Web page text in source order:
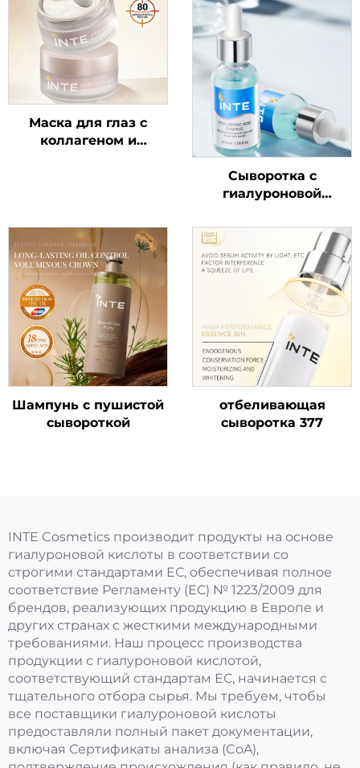
Маска для глаз с
коллагеном и
Сыворотка с
гиалуроновой
Шампунь с пушистой
сывороткой
отбеливающая
сыворотка 377
INTE Cosmetics производит продукты на основе
гиалуроновой кислоты в соответствии со
строгими стандартами ЕС, обеспечивая полное
соответствие Регламенту (ЕС) № 1223/2009 для
брендов, реализующих продукцию в Европе и
других странах с жесткими международными
требованиями. Наш процесс производства
продукции с гиалуроновой кислотой,
соответствующий стандартам ЕС, начинается с
тщательного отбора сырья. Мы требуем, чтобы
все поставщики гиалуроновой кислоты
предоставляли полный пакет документации,
включая Сертификаты анализа (CoA),